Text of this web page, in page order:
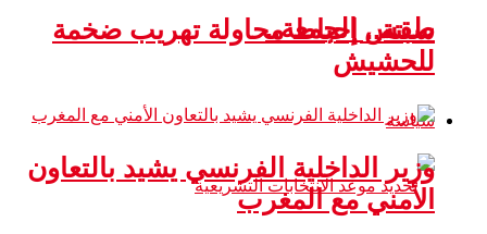
طقس الجمعة..
سياسة
سبتة.. إحباط محاولة تهريب ضخمة
للحشيش
وزير الداخلية الفرنسي يشيد بالتعاون
الأمني مع المغرب